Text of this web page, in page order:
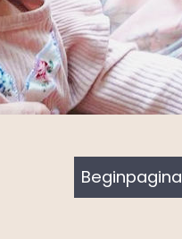
Beginpagina